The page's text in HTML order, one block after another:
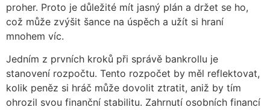
proher. Proto je důležité mít jasný plán a držet se ho,
což může zvýšit šance na úspěch a užít si hraní
mnohem víc.
Jedním z prvních kroků při správě bankrollu je
stanovení rozpočtu. Tento rozpočet by měl reflektovat,
kolik peněz si hráč může dovolit ztratit, aniž by tím
ohrozil svou finanční stabilitu. Zahrnutí osobních financí